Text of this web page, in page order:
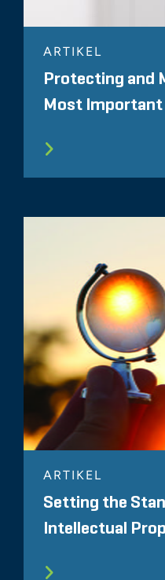
ARTIKEL
Protecting and
Most Important
ARTIKEL
Setting the
Intellectual